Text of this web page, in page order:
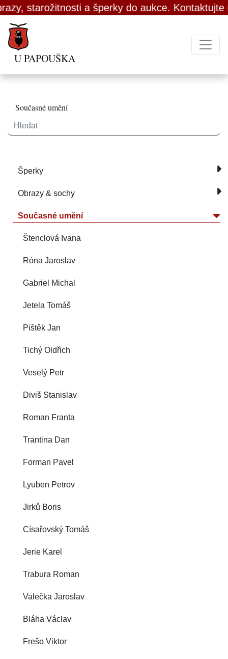
a šperky do aukce. Kontaktujte nás.
U PAPOUŠKA
Současné umění
Šperky
Obrazy & sochy
Současné umění
Štenclová Ivana
Róna Jaroslav
Gabriel Michal
Jetela Tomáš
Pištěk Jan
Tichý Oldřich
Veselý Petr
Diviš Stanislav
Roman Franta
Trantina Dan
Forman Pavel
Lyuben Petrov
Jirků Boris
Císařovský Tomáš
Jerie Karel
Trabura Roman
Valečka Jaroslav
Bláha Václav
Frešo Viktor